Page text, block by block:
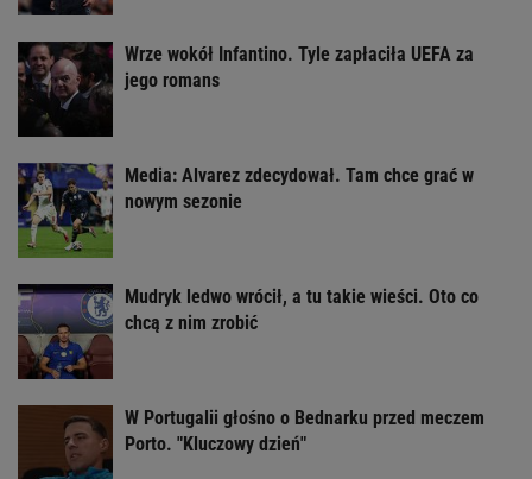
Wrze wokół Infantino. Tyle zapłaciła UEFA za
jego romans
Media: Alvarez zdecydował. Tam chce grać w
nowym sezonie
Mudryk ledwo wrócił, a tu takie wieści. Oto co
chcą z nim zrobić
W Portugalii głośno o Bednarku przed meczem
Porto. "Kluczowy dzień"